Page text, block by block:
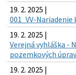
19. 2. 2025 |
001_VV-Nariadenie
19. 2. 2025 |
Verejná vyhláška -
pozemkových
19. 2. 2025 |